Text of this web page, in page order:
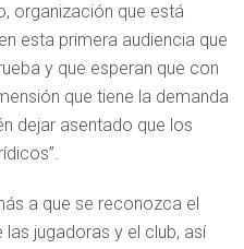
organización que está
esta primera audiencia que
y que esperan que con
que tiene la demanda
dejar asentado que los
a que se reconozca el
jugadoras y el club, así